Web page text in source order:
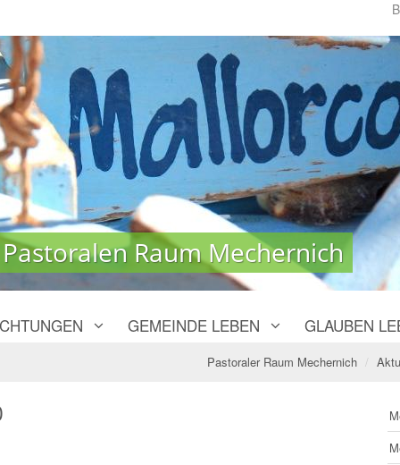
Raum Mechernich
Raum Mechernich
GEMEINDE LEBEN GLAUBEN
Pastoraler Raum Mechernich